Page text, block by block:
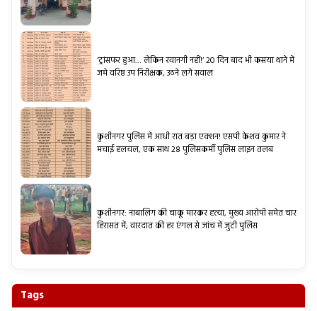
‘ट्रांसफर हुआ… लेकिन रवानगी नहीं!’ 20 दिन बाद भी कसया थाने में
जमे वरिष्ठ उप निरीक्षक, उठने लगे सवाल
कुशीनगर पुलिस में आधी रात बड़ा एक्शन! एसपी केशव कुमार ने
मचाई हलचल, एक साथ 28 पुलिसकर्मी पुलिस लाइन तलब
कुशीनगर: नाबालिग की चाकू मारकर हत्या, मुख्य आरोपी समेत चार
हिरासत में; वारदात की हर एंगल से जांच में जुटी पुलिस
Tags